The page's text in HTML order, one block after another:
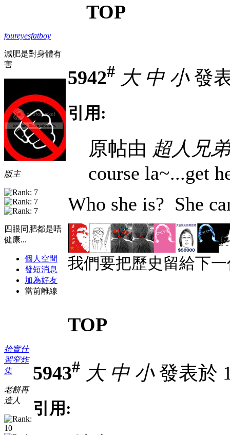
TOP
foureyesfatboy
減肥是對身體有
害
版主
四眼同肥都是唔
健康...
個人空間
發短消息
加為好友
當前離線
5942# 大 中 小發
引用:
原帖由 超人兄弟
course la~...get
Who she is? She
我們要把歷史留給下
TOP
拾實什
習窄炸
集
老餅再
造人
5943# 大 中 小發表於
引用: